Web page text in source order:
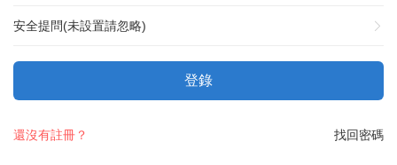
安全提問(未設置請忽略)
登錄
找回密碼
還沒有註冊？